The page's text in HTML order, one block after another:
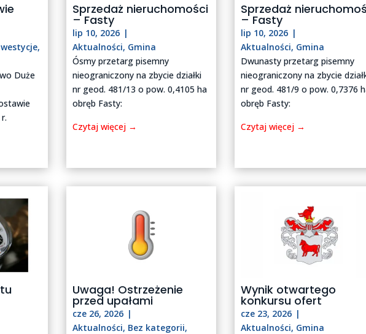
,
Duże
Sprzedaż nieruchomości
– Fasty
lip 10, 2026 |
Aktualności, Gmina
Ósmy przetarg pisemny
nieograniczony na zbycie działki
nr geod. 481/13 o pow. 0,4105 ha
obręb Fasty:
Czytaj więcej →
Sprzedaż
– Fasty
lip 10, 2026 |
Aktualności, Gmina
Dwunasty przetarg pisemny
nieograniczony na zbycie
nr geod. 481/9 o pow. 0,7376
obręb Fasty:
Czytaj więcej →
Uwaga! Ostrzeżenie
przed upałami
cze 26, 2026 |
Aktualności, Bez kategorii,
Wynik otwartego
konkursu ofert
cze 23, 2026 |
Aktualności, Gmina